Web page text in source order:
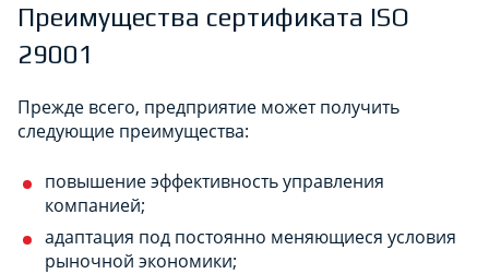
Преимущества сертификата ISO
29001
Прежде всего, предприятие может получить
следующие преимущества:
повышение эффективность управления
компанией;
адаптация под постоянно меняющиеся условия
рыночной экономики;